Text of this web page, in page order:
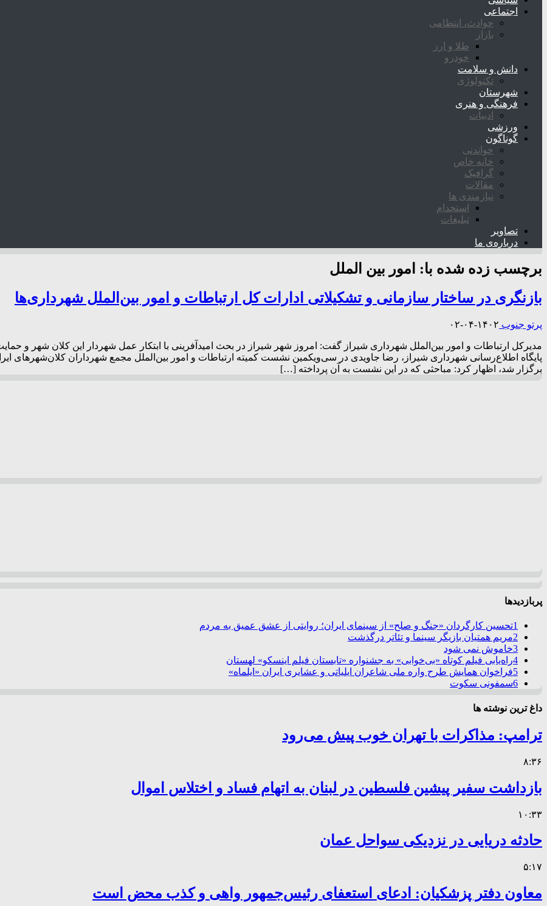
اجتماعی
حوادث، انتظامی
بازار
طلا و ارز
خودرو
دانش و سلامت
تکنولوژی
شهرستان
فرهنگی و هنری
ادبیات
ورزشی
گوناگون
خواندنی
خانه خاص
گرافیک
مقالات
نیازمندی ها
استخدام
تبلیغات
تصاویر
درباره‌ی ما
برچسب زده شده با:
امور بین الملل
بازنگری در ساختار سازمانی و تشکیلاتی ادارات کل ارتباطات و امور بین‌‌الملل شهرداری‌ها
پرتو جنوب ۱۴۰۲-۰۴-۰۲
مدیرکل ارتباطات و امور بین‌الملل شهرداری شیراز گفت: امروز شهر شیراز در بحث امیدآفرینی با ابتکار عمل شهردار این کلان شهر و
پایگاه اطلاع‌رسانی شهرداری شیراز، رضا جاویدی در سی‌و‌یکمین نشست کمیته ارتباطات و امور بین‌الملل مجمع شهرداران کلان‌شهرهای
برگزار شد، اظهار کرد: مباحثی که در این نشست به آن پرداخته […]
پربازدیدها
1تحسین کارگردان «جنگ و صلح» از سینمای ایران؛ روایتی از عشق عمیق به مردم
2مریم همتیان بازیگر سینما و تئاتر درگذشت
3خاموش نمی شود
4راه‌یابی فیلم کوتاه «بی‌خوابی» به جشنواره «تابستان فیلم اینسکو» لهستان
5فراخوان همایش طرح واره ملی شاعران ایلیاتی و عشایری ایران «ایلماه»
6سمفونی سکوت
داغ ترین نوشته ها
ترامپ: مذاکرات با تهران خوب پیش می‌رود
۸:۳۶
بازداشت سفیر پیشین فلسطین در لبنان به اتهام فساد و اختلاس اموال
۱۰:۳۳
حادثه دریایی در نزدیکی سواحل عمان
۵:۱۷
معاون دفتر پزشکیان: ادعای استعفای رئیس‌جمهور واهی و کذب محض است